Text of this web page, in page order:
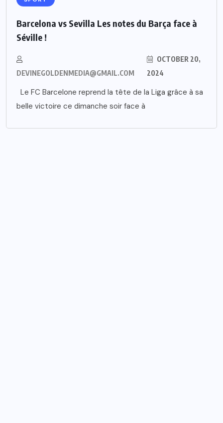
Barcelona vs Sevilla Les notes du Barça face à
Séville !
DEVINEGOLDENMEDIA@GMAIL.COM
OCTOBER 20,
2024
Le FC Barcelone reprend la tête de la Liga grâce à sa
belle victoire ce dimanche soir face à